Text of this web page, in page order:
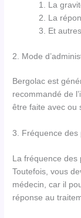
La
La
Et
2. Mode
Bergolac est
recommandé de
être faite avec ou
3. Fréquence des
La fréquence
Toutefois, vous
médecin, car il
réponse au